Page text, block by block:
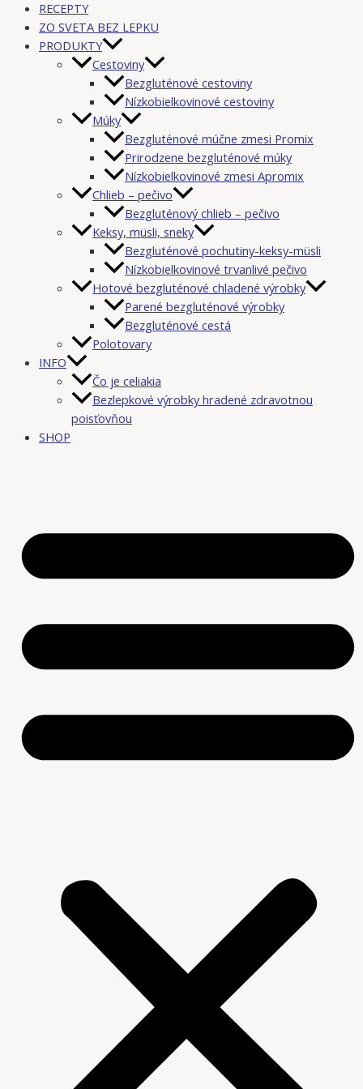
RECEPTY
ZO SVETA BEZ LEPKU
PRODUKTY
Cestoviny
Bezgluténové cestoviny
Nízkobielkovinové cestoviny
Múky
Bezgluténové múčne zmesi Promix
Prirodzene bezgluténové múky
Nízkobielkovinové zmesi Apromix
Chlieb – pečivo
Bezgluténový chlieb – pečivo
Keksy, müsli, sneky
Bezgluténové pochutiny-keksy-müsli
Nízkobielkovinové trvanlivé pečivo
Hotové bezgluténové chladené výrobky
Parené bezgluténové výrobky
Bezgluténové cestá
Polotovary
INFO
Čo je celiakia
Bezlepkové výrobky hradené zdravotnou
poisťovňou
SHOP